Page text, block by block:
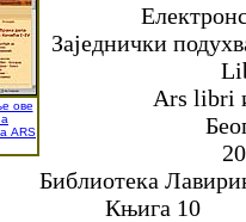
ове
ARS
Заједнички
Ars libri
Библиотека
Књига 10